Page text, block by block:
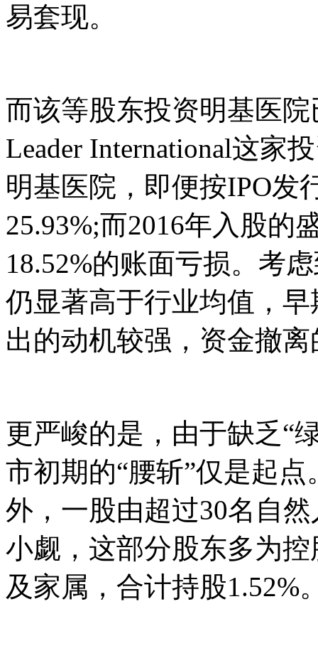
易套现。
而该等股东投资明基医
Leader International这家
明基医院，即便按IPO发
25.93%;而2016年入股的
18.52%的账面亏损。考
仍显著高于行业均值，
出的动机较强，资金撤
更严峻的是，由于缺乏“
市初期的“腰斩”仅是起
外，一股由超过30名自
小觑，这部分股东多为
及家属，合计持股1.52%